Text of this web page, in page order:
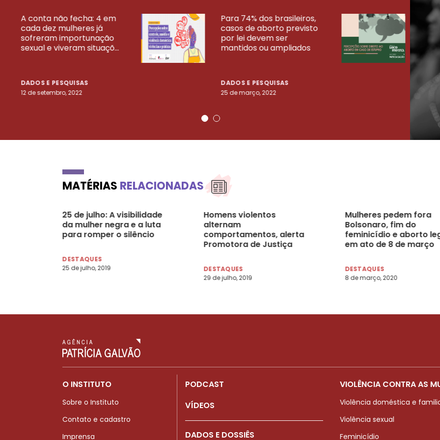
A conta não fecha: 4 em
cada dez mulheres já
sofreram importunação
sexual e viveram situaçõ...
DADOS E PESQUISAS
12 de setembro, 2022
Para 74% dos brasileiros,
casos de aborto previsto
por lei devem ser
mantidos ou ampliados
DADOS E PESQUISAS
25 de março, 2022
23
VEJA MAIS PESQUISAS
MATÉRIAS RELACIONADAS
25 de julho: A visibilidade
da mulher negra e a luta
para romper o silêncio
DESTAQUES
25 de julho, 2019
Homens violentos
alternam
comportamentos, alerta
Promotora de Justiça
DESTAQUES
29 de julho, 2019
Mulheres pedem fora
Bolsonaro, fim do
feminicídio e aborto
em ato de 8 de março
DESTAQUES
8 de março, 2020
O INSTITUTO
Sobre o Instituto
Contato e cadastro
Imprensa
PODCAST
VÍDEOS
DADOS E DOSSIÊS
VIOLÊNCIA CONTRA AS
Violência doméstica e
Violência sexual
Feminicídio